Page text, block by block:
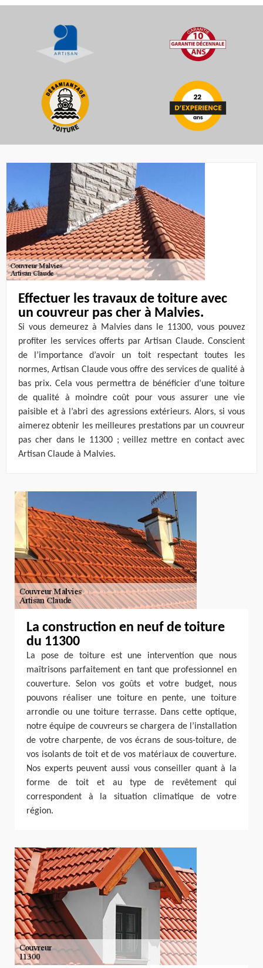
Effectuer les travaux de toiture avec
un couvreur pas cher à Malvies.
Si vous demeurez à Malvies dans le 11300, vous pouvez
profiter les services offerts par Artisan Claude. Conscient
de l’importance d’avoir un toit respectant toutes les
normes, Artisan Claude vous offre des services de qualité à
bas prix. Cela vous permettra de bénéficier d’une toiture
de qualité à moindre coût pour vous assurer une vie
paisible et à l’abri des agressions extérieurs. Alors, si vous
aimerez obtenir les meilleures prestations par un couvreur
pas cher dans le 11300 ; veillez mettre en contact avec
Artisan Claude à Malvies.
La construction en neuf de toiture
du 11300
La pose de toiture est une intervention que nous
maîtrisons parfaitement en tant que professionnel en
couverture. Selon vos goûts et votre budget, nous
pouvons réaliser une toiture en pente, une toiture
arrondie ou une toiture terrasse. Dans cette optique,
notre équipe de couvreurs se chargera de l’installation
de votre charpente, de vos écrans de sous-toiture, de
vos isolants de toit et de vos matériaux de couverture.
Nos experts peuvent aussi vous conseiller quant à la
forme de toit et au type de revêtement qui
correspondent à la situation climatique de votre
région.